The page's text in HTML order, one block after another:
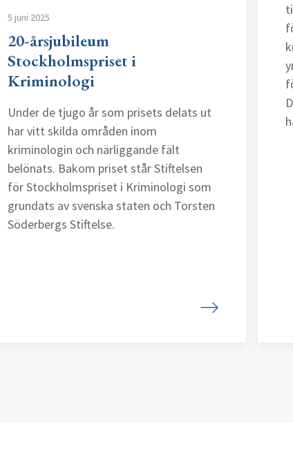
5 juni 2025
20-årsjubileum
Stockholmspriset i
Kriminologi
Under de tjugo år som prisets delats ut
har vitt skilda områden inom
kriminologin och närliggande fält
belönats. Bakom priset står Stiftelsen
för Stockholmspriset i Kriminologi som
grundats av svenska staten och Torsten
Söderbergs Stiftelse.